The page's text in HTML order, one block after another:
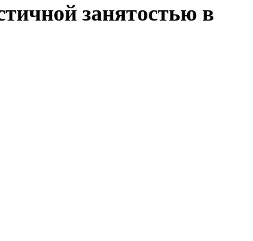
занятостью в